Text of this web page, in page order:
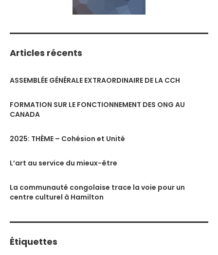
Articles récents
ASSEMBLÉE GÉNÉRALE EXTRAORDINAIRE DE LA CCH
FORMATION SUR LE FONCTIONNEMENT DES ONG AU
CANADA
2025: THÈME – Cohésion et Unité
L’art au service du mieux-être
La communauté congolaise trace la voie pour un
centre culturel à Hamilton
Étiquettes